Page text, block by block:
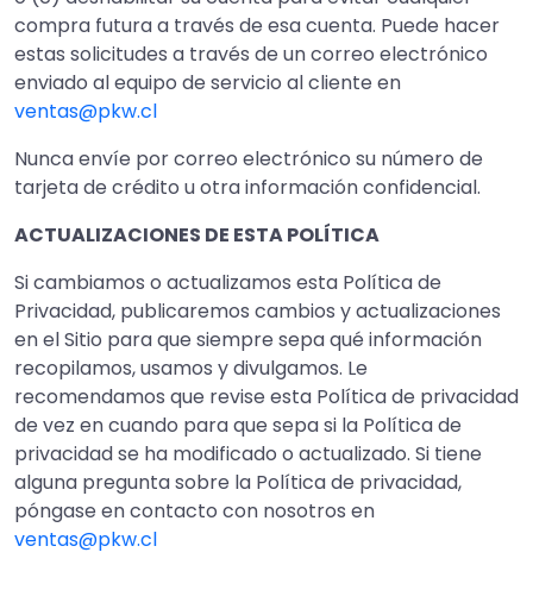
compra futura a través de esa cuenta. Puede hacer
estas solicitudes a través de un correo electrónico
enviado al equipo de servicio al cliente en
ventas@pkw.cl
Nunca envíe por correo electrónico su número de
tarjeta de crédito u otra información confidencial.
ACTUALIZACIONES DE ESTA POLÍTICA
Si cambiamos o actualizamos esta Política de
Privacidad, publicaremos cambios y actualizaciones
en el Sitio para que siempre sepa qué información
recopilamos, usamos y divulgamos. Le
recomendamos que revise esta Política de privacidad
de vez en cuando para que sepa si la Política de
privacidad se ha modificado o actualizado. Si tiene
alguna pregunta sobre la Política de privacidad,
póngase en contacto con nosotros en
ventas@pkw.cl